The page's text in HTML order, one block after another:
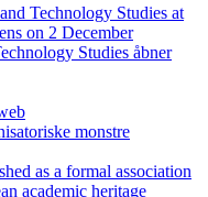
Technology Studies at
on 2 December
Studies åbner
monstre
as a formal association
academic heritage